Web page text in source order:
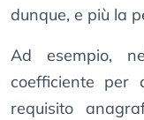
dunque, e più la
Ad esempio,
coefficiente
requisito